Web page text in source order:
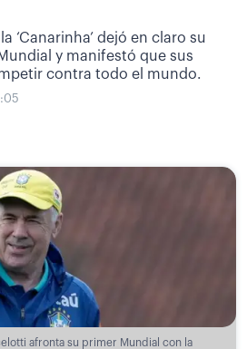
‘Canarinha’ dejó en claro su
y manifestó que sus
contra todo el mundo.
afronta su primer Mundial con la